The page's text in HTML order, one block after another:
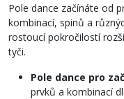
Pole dance začínáte od
kombinací, spinů a
rostoucí pokročilostí
tyči.
Pole dance pro
prvků a kombinací